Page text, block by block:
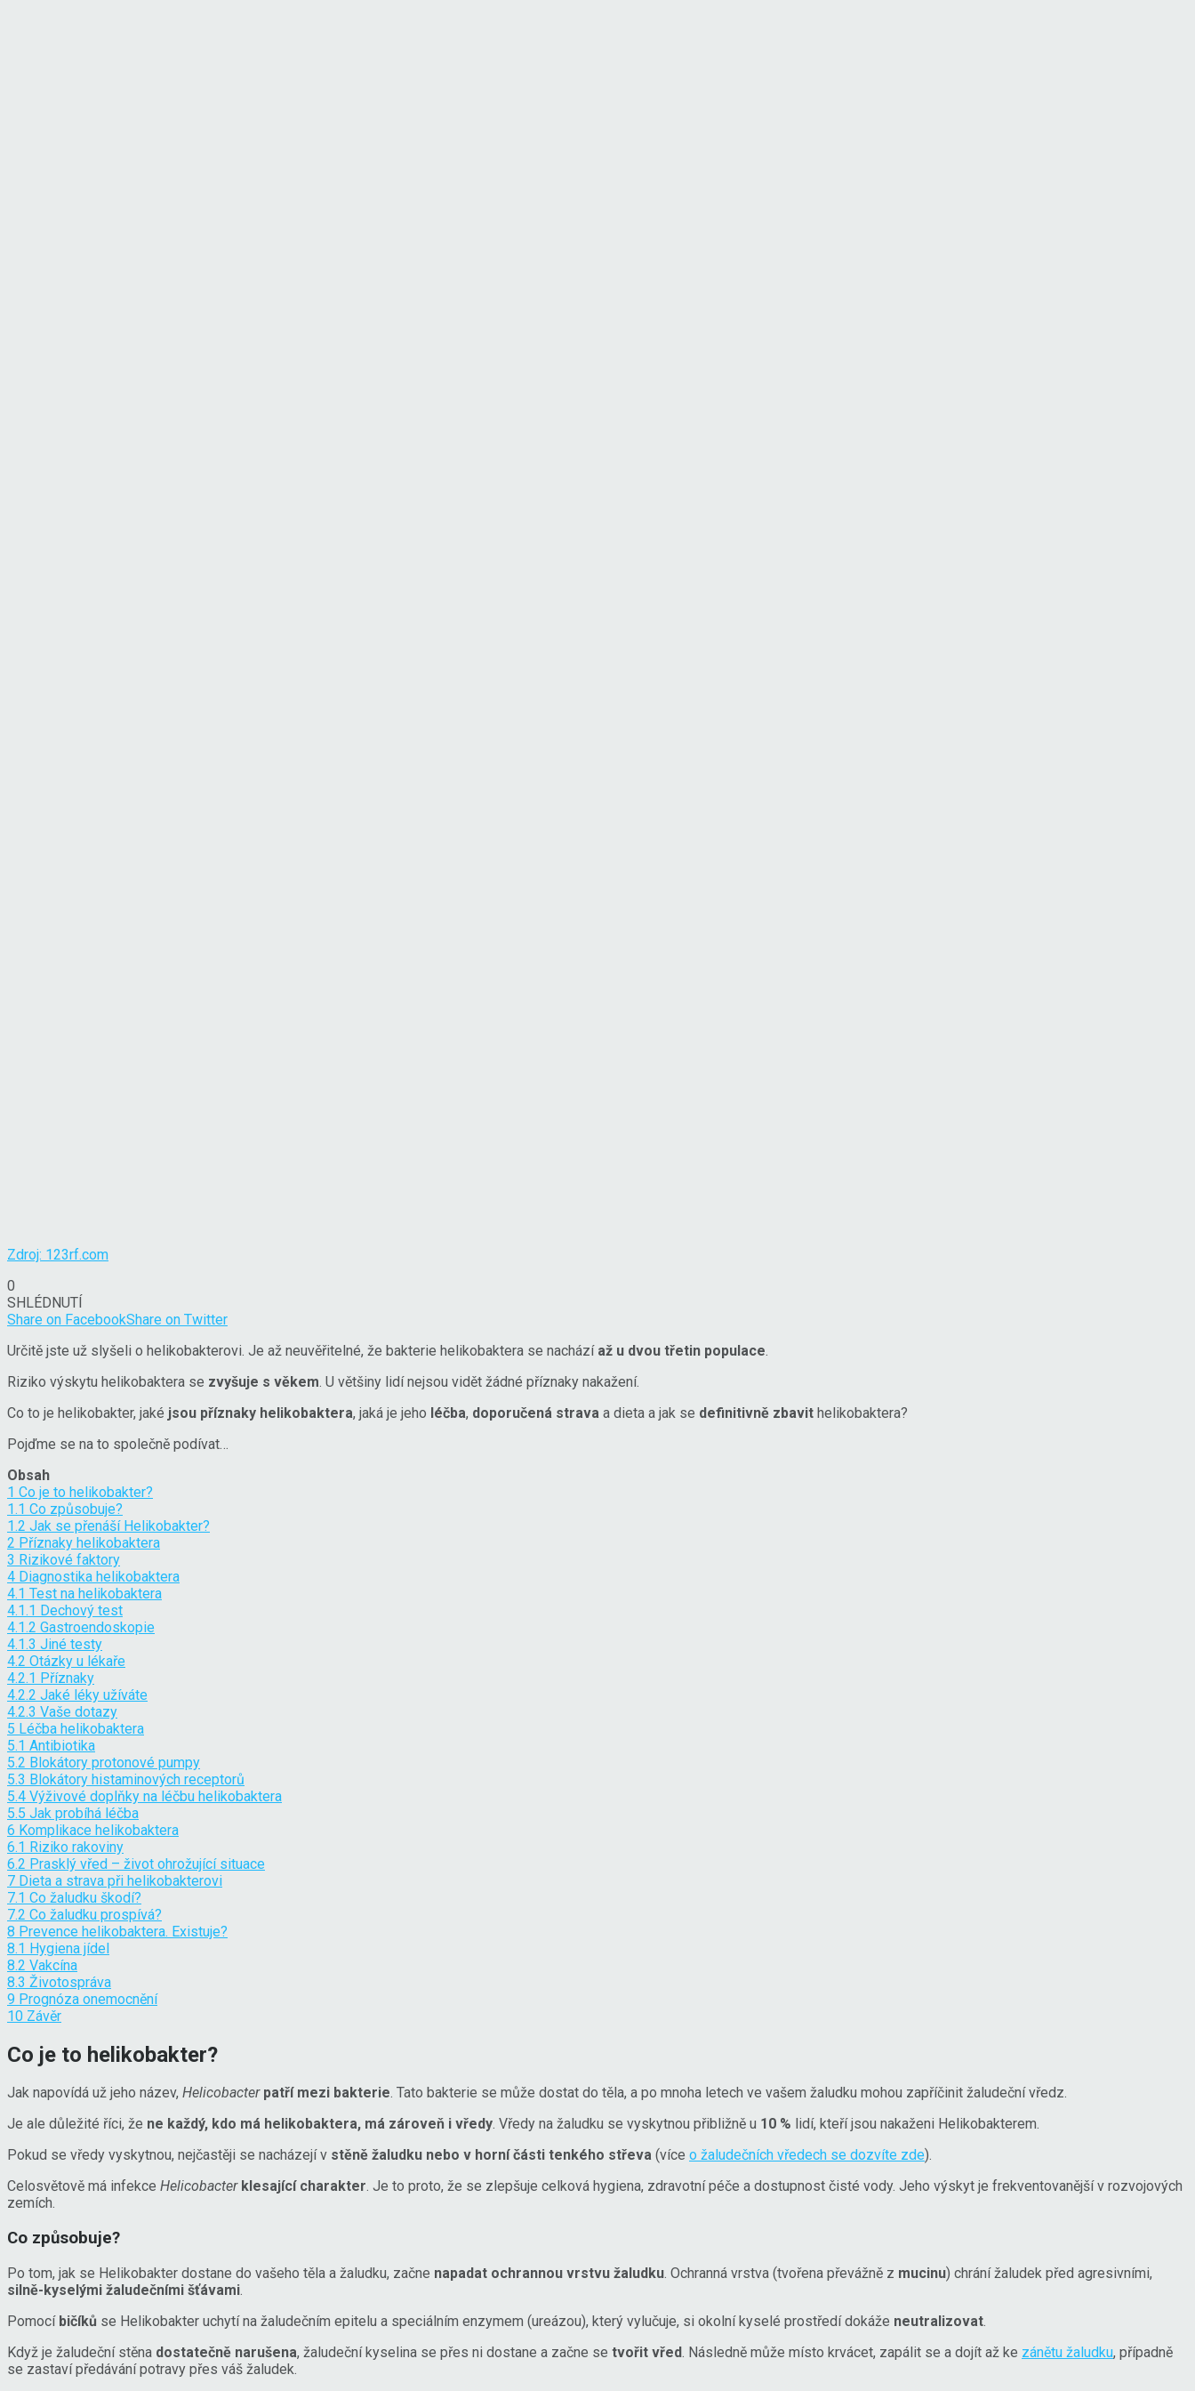
Zdroj: 123rf.com
0
SHLÉDNUTÍ
Share on FacebookShare on Twitter
Určitě jste už slyšeli o helikobakterovi. Je až neuvěřitelné, že bakterie helikobaktera se nachází až u dvou třetin populace
Riziko výskytu helikobaktera se zvyšuje s věkem . U většiny lidí nejsou vidět žádné příznaky nakažení.
Co to je helikobakter, jaké jsou příznaky helikobaktera, jaká je jeho léčba, doporučená strava a dieta a jak se definitivně zbavit helikobaktera?
Pojďme se na to společně podívat…
Obsah
1 Co je to helikobakter?
1.1 Co způsobuje?
1.2 Jak se přenáší Helikobakter?
2 Příznaky helikobaktera
3 Rizikové faktory
4 Diagnostika helikobaktera
4.1 Test na helikobaktera
4.1.1 Dechový test
4.1.2 Gastroendoskopie
4.1.3 Jiné testy
4.2 Otázky u lékaře
4.2.1 Příznaky
4.2.2 Jaké léky užíváte
4.2.3 Vaše dotazy
5 Léčba helikobaktera
5.1 Antibiotika
5.2 Blokátory protonové pumpy
5.3 Blokátory histaminových receptorů
5.4 Výživové doplňky na léčbu helikobaktera
5.5 Jak probíhá léčba
6 Komplikace helikobaktera
6.1 Riziko rakoviny
6.2 Prasklý vřed – život ohrožující situace
7 Dieta a strava při helikobakterovi
7.1 Co žaludku škodí?
7.2 Co žaludku prospívá?
8 Prevence helikobaktera. Existuje?
8.1 Hygiena jídel
8.2 Vakcína
8.3 Životospráva
9 Prognóza onemocnění
10 Závěr
Co je to helikobakter?
Jak napovídá už jeho název, Helicobacter patří mezi bakterie. Tato bakterie se může dostat do těla, a po mnoha letech ve vašem žaludku mohou zapříčinit žaludeční vředz.
Je ale důležité říci, že ne každý, kdo má helikobaktera, má zároveň i vředy. Vředy na žaludku se vyskytnou přibližně u 10 % lidí, kteří jsou nakaženi Helikobakterem.
Pokud se vředy vyskytnou, nejčastěji se nacházejí v stěně žaludku nebo v horní části tenkého střeva (více o žaludečních vředech se dozvíte zde).
Celosvětově má infekce Helicobacter klesající charakter. Je to proto, že se zlepšuje celková hygiena, zdravotní péče a dostupnost čisté vody. Jeho výskyt je frekventovanější v rozvojových
zemích.
Co způsobuje?
Po tom, jak se Helikobakter dostane do vašeho těla a žaludku, začne napadat ochrannou vrstvu žaludku. Ochranná vrstva (tvořena převážně z mucinu) chrání žaludek před agresivními,
silně-kyselými žaludečními šťávami.
Pomocí bičíků se Helikobakter uchytí na žaludečním epitelu a speciálním enzymem (ureázou), který vylučuje, si okolní kyselé prostředí dokáže neutralizovat.
Když je žaludeční stěna dostatečně narušena, žaludeční kyselina se přes ni dostane a začne se tvořit vřed. Následně může místo krvácet, zapálit se a dojít až ke zánětu žaludku, případně
se zastaví předávání potravy přes váš žaludek.